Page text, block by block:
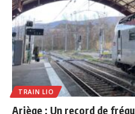
TRAIN LIO
Ariège : Un record de